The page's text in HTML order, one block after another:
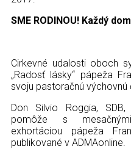
SME RODINOU! Každý
Cirkevné udalosti oboch
„Radosť lásky“ pápeža
svoju pastoračnú výchovnú
Don Silvio Roggia,
pomôže s
exhortáciou pápeža
publikované v ADMAonline.